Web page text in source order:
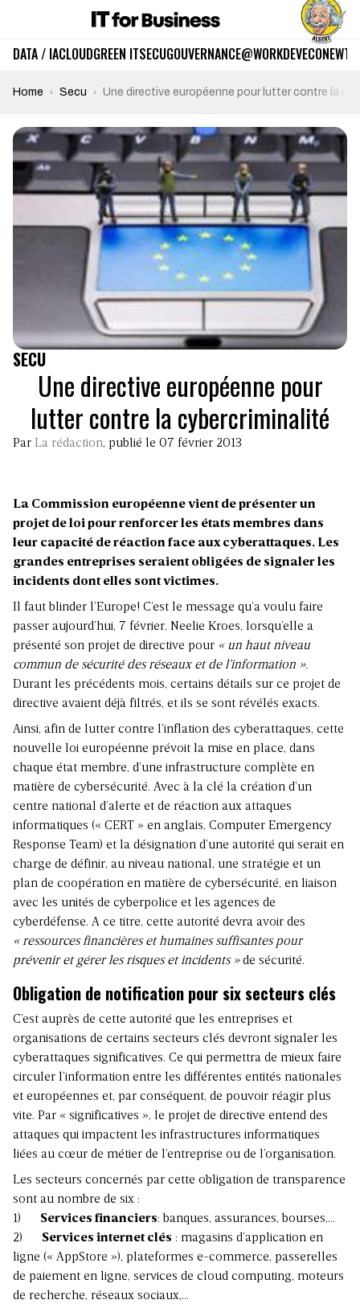
DATA / IACLOUDGREEN ITSECUGOUVERNANCE@WORKDEVECO
Home Secu Une directive européenne pour lutter contre la
SECU
Une directive européenne pour
lutter contre la cybercriminalité
Par La rédaction, publié le 07 février 2013
La Commission européenne vient de présenter un
projet de loi pour renforcer les états membres dans
leur capacité de réaction face aux cyberattaques. Les
grandes entreprises seraient obligées de signaler les
incidents dont elles sont victimes.
Il faut blinder l’Europe! C’est le message qu’a voulu faire
passer aujourd’hui, 7 février, Neelie Kroes, lorsqu’elle a
présenté son projet de directive pour « un haut niveau
commun de sécurité des réseaux et de l’information ».
Durant les précédents mois, certains détails sur ce projet de
directive avaient déjà filtrés, et ils se sont révélés exacts.
Ainsi, afin de lutter contre l’inflation des cyberattaques, cette
nouvelle loi européenne prévoit la mise en place, dans
chaque état membre, d’une infrastructure complète en
matière de cybersécurité. Avec à la clé la création d’un
centre national d’alerte et de réaction aux attaques
informatiques (« CERT » en anglais, Computer Emergency
Response Team) et la désignation d’une autorité qui serait en
charge de définir, au niveau national, une stratégie et un
plan de coopération en matière de cybersécurité, en liaison
avec les unités de cyberpolice et les agences de
cyberdéfense. A ce titre, cette autorité devra avoir des
« ressources financières et humaines suffisantes pour
prévenir et gérer les risques et incidents »de sécurité.
Obligation de notification pour six secteurs clés
C’est auprès de cette autorité que les entreprises et
organisations de certains secteurs clés devront signaler les
cyberattaques significatives. Ce qui permettra de mieux faire
circuler l’information entre les différentes entités nationales
et européennes et, par conséquent, de pouvoir réagir plus
vite. Par « significatives », le projet de directive entend des
attaques qui impactent les infrastructures informatiques
liées au cœur de métier de l’entreprise ou de l’organisation.
Les secteurs concernés par cette obligation de transparence
sont au nombre de six :
1) Services financiers: banques, assurances, bourses,…
2) Services internet clés : magasins d’application en
ligne (« AppStore »), plateformes e-commerce, passerelles
de paiement en ligne, services de cloud computing, moteurs
de recherche, réseaux sociaux,…